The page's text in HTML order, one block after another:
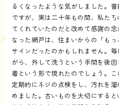
るくなったような気がしました。
ですが、実は二十年もの間、私た
てくれていたのだと改めて感謝の
なった網戸は、住まいからの「も
サインだったのかもしれません。
がら、外して洗うという手間を後
着という形で現れたのでしょう。
定期的にネジの点検をし、汚れを
めました。古いものを大切にする